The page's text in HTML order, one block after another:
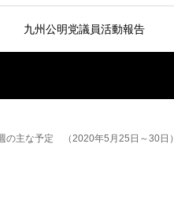
九州公明党議員活動報告
の主な予定 （2020年5月25日～30日）